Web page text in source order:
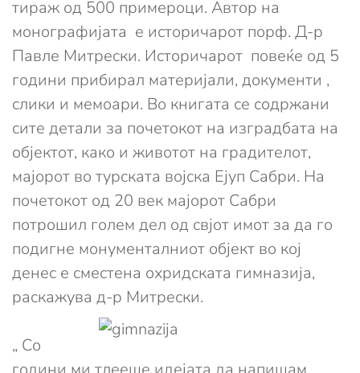
тираж од 500 примероци. Автор на
монографијата е историчарот порф. Д-р
Павле Митрески. Историчарот повеќе од 5
години прибирал материјали, документи ,
слики и мемоари. Во книгата се содржани
сите детали за почетокот на изградбата на
објектот, како и животот на градителот,
мајорот во турската војска Ејуп Сабри. На
почетокот од 20 век мајорот Сабри
потрошил голем дел од свјот имот за да го
подигне монументалниот објект во кој
денес е сместена охридската гимназија,
раскажува д-р Митрески.
„ Со